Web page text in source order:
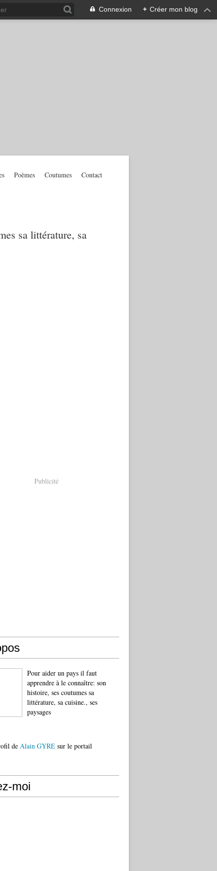
Connexion + Créer mon blog
sa littérature, sa
Poèmes Coutumes Contact
Publicité
Pour aider un pays il faut
apprendre à le connaître: son
histoire, ses coutumes sa
littérature, sa cuisine., ses
paysages
de Alain GYRE sur le portail
moi